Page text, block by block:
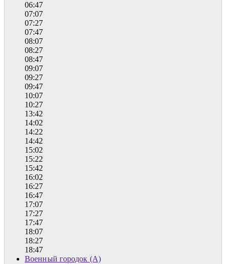
06:47
07:07
07:27
07:47
08:07
08:27
08:47
09:07
09:27
09:47
10:07
10:27
13:42
14:02
14:22
14:42
15:02
15:22
15:42
16:02
16:27
16:47
17:07
17:27
17:47
18:07
18:27
18:47
Военный городок (А)